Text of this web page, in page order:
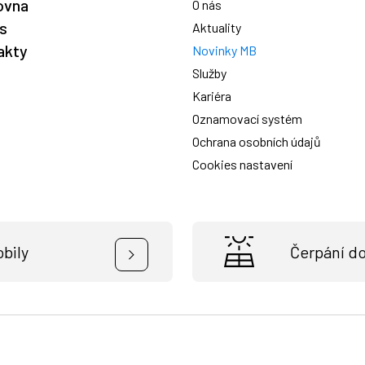
O nás
Aktuality
Novinky MB
Služby
Kariéra
Oznamovací systém
Ochrana osobních údajů
Cookies nastavení
Čerpání